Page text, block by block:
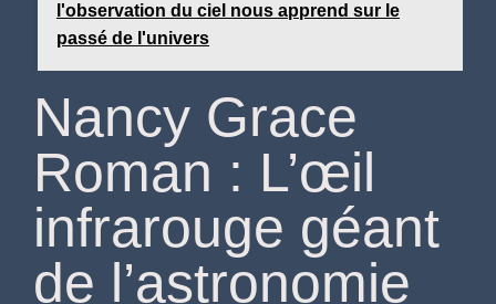
l'observation du ciel nous apprend sur le
passé de l'univers
Nancy Grace
Roman : L’œil
infrarouge géant
de l’astronomie